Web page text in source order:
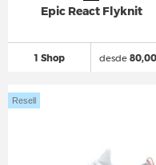
Epic React Flyknit
1 Shop desde
Resell